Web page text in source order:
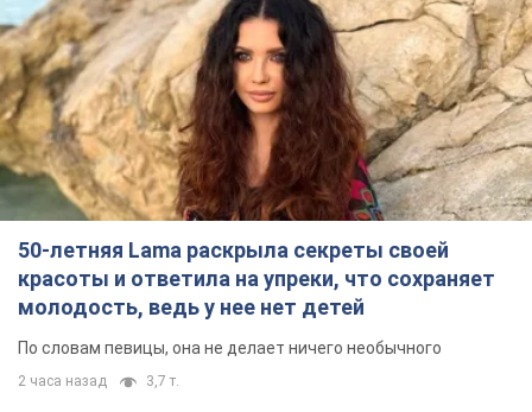
50-летняя Lama раскрыла секреты своей
красоты и ответила на упреки, что сохраняет
молодость, ведь у нее нет детей
По словам певицы, она не делает ничего необычного
2 часа назад 3,7 т.